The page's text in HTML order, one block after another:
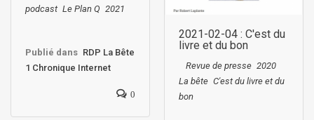
podcast Le Plan Q 2021
Publié dans RDP La Bête
1 Chronique Internet
0
2021-02-04 : C'est du
livre et du bon
Revue de presse 2020
La bête C'est du livre et du
bon